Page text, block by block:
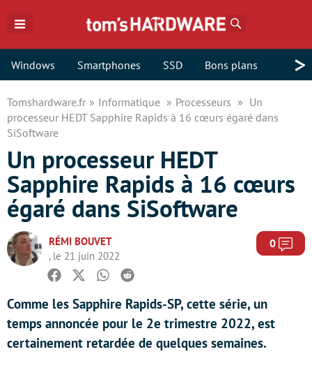
Windows Smartphones SSD Bons plans >
Tomshardware.fr Informatique Processeurs
Un
processeur HEDT Sapphire Rapids à 16 cœurs égaré dans
SiSoftware
Un processeur HEDT
Sapphire Rapids à 16 cœurs
égaré dans SiSoftware
RÉMI BOUVET
, le 21 juin 2022
0
Facebook
TwitterWhatsapp
Reddit
Comme les Sapphire Rapids-SP, cette série, un
temps annoncée pour le 2e trimestre 2022, est
certainement retardée de quelques semaines.